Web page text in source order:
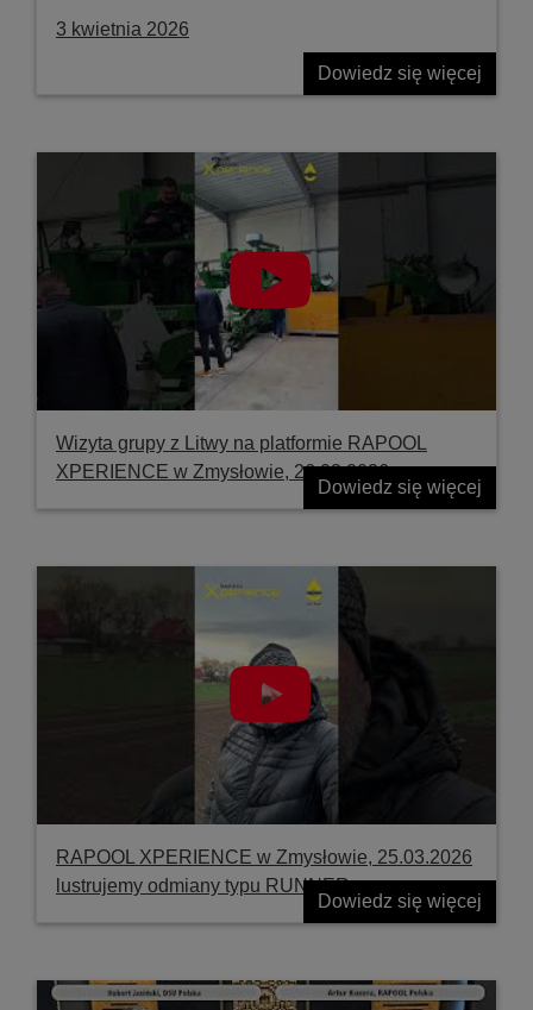
3 kwietnia 2026
Dowiedz się więcej
Wizyta grupy z Litwy na platformie RAPOOL
XPERIENCE w Zmysłowie, 26.03.2026
Dowiedz się więcej
RAPOOL XPERIENCE w Zmysłowie, 25.03.2026
lustrujemy odmiany typu RUNNER
Dowiedz się więcej